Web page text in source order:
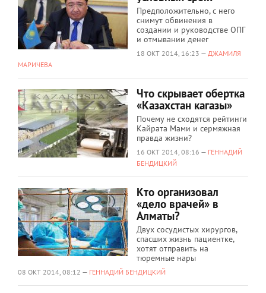
Предположительно, с него
снимут обвинения в
создании и руководстве ОПГ
и отмывании денег
18 ОКТ 2014, 16:23 — ДЖАМИЛЯ
МАРИЧЕВА
Что скрывает обертка
«Казахстан кагазы»
Почему не сходятся рейтинги
Кайрата Мами и сермяжная
правда жизни?
16 ОКТ 2014, 08:16 — ГЕННАДИЙ
БЕНДИЦКИЙ
Кто организовал
«дело врачей» в
Алматы?
Двух сосудистых хирургов,
спасших жизнь пациентке,
хотят отправить на
тюремные нары
08 ОКТ 2014, 08:12 — ГЕННАДИЙ БЕНДИЦКИЙ